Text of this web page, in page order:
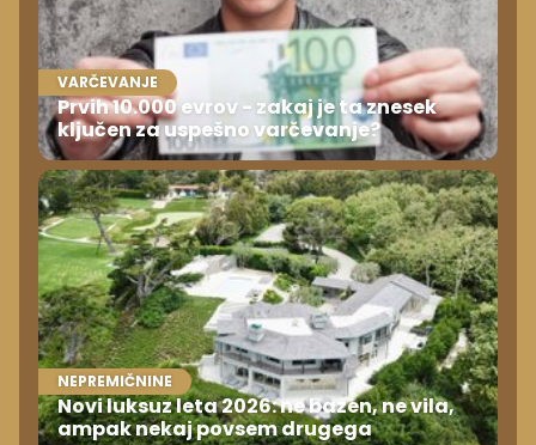
VARČEVANJE
Prvih 10.000 evrov - zakaj je ta znesek
ključen za uspešno varčevanje?
NEPREMIČNINE
Novi luksuz leta 2026: ne bazen, ne vila,
ampak nekaj povsem drugega